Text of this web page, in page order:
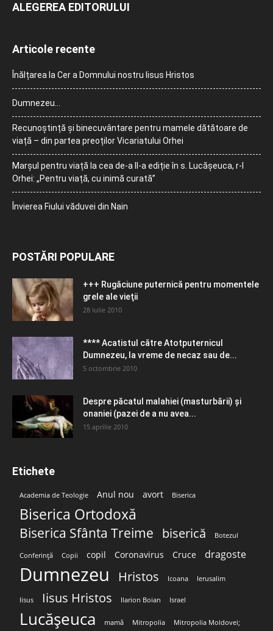
ALEGEREA EDITORULUI
Articole recente
Înălțarea la Cer a Domnului nostru Iisus Hristos
Dumnezeu…
Recunoștință și binecuvântare pentru mamele dătătoare de
viață – din partea preoților Vicariatului Orhei
Marșul pentru viață la cea de-a II-a ediție în s. Lucășeuca, r-l
Orhei: „Pentru viață, cu inimă curată”
Învierea Fiului văduvei din Nain
POSTĂRI POPULARE
+++ Rugăciune puternică pentru momentele
grele ale vieţii
28 iulie 2010
**** Acatistul către Atotputernicul
Dumnezeu, la vreme de necaz sau de...
5 octombrie 2010
Despre păcatul malahiei (masturbării) şi
onaniei (pazei de a nu avea...
15 aprilie 2010
Etichete
Academia de Teologie Anul nou avort Biserica
Biserica Ortodoxă
Biserica Sfânta Treime biserică Botezul
Conferință Copii copil Coronavirus Cruce dragoste
Dumnezeu Hristos Icoana Ierusalim
Iisus Iisus Hristos Ilarion Boian Israel
Lucășeuca mamă Mitropolia Mitropolia Moldovei;